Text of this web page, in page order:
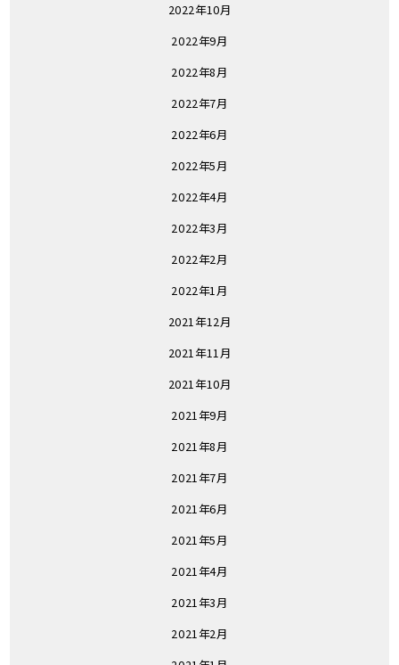
2022年10月
2022年9月
2022年8月
2022年7月
2022年6月
2022年5月
2022年4月
2022年3月
2022年2月
2022年1月
2021年12月
2021年11月
2021年10月
2021年9月
2021年8月
2021年7月
2021年6月
2021年5月
2021年4月
2021年3月
2021年2月